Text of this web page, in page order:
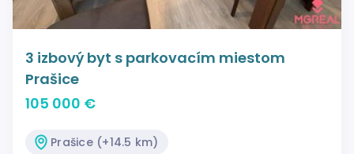
3 izbový byt s parkovacím miestom
Prašice
105 000 €
Prašice (+14.5 km)